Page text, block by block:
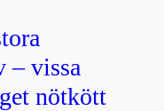
– vissa
nötkött